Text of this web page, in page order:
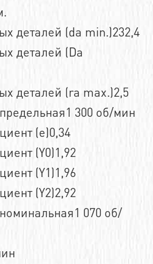
деталей (da min.)232,4
деталей (Da
деталей (ra max.)2,5
300 об/мин
(e)0,34
(Y0)1,92
(Y1)1,96
(Y2)2,92
070 об/